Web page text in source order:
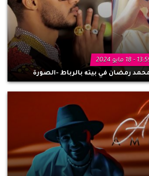
- 18 مايو 2024
رمضان في بيته بالرباط -الصورة